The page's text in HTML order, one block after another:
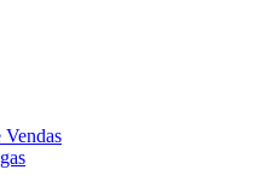
Vendas